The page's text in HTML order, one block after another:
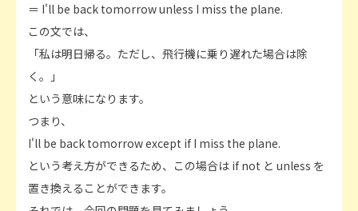
＝ I'll be back tomorrow unless I miss the plane.
この文では、
「私は明日帰る。ただし、飛行機に乗り遅れた場合は除
く。」
という意味になります。
つまり、
I'll be back tomorrow except if I miss the plane.
という考え方ができるため、この場合は if not と unless を
置き換えることができます。